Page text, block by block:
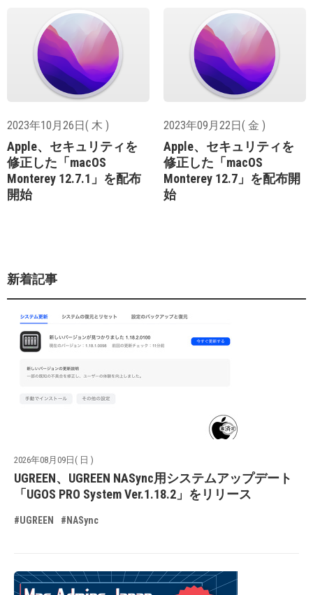
2023年10月26日( 木 )
Apple、セキュリティを
修正した「macOS
Monterey 12.7.1」を配布
開始
2023年09月22日( 金 )
Apple、セキュリティを
修正した「macOS
Monterey 12.7」を配布開
始
新着記事
2026年08月09日( 日 )
UGREEN、UGREEN NASync用システムアップデート
「UGOS PRO System Ver.1.18.2」をリリース
#UGREEN #NASync